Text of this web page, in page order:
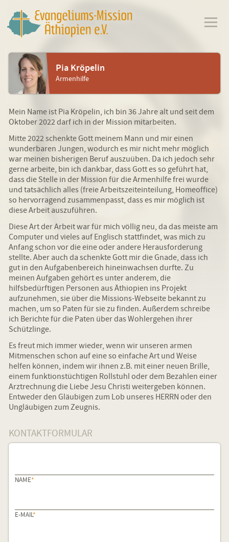
Pia Kröpelin
Armenhilfe
Mein Name ist Pia Kröpelin, ich bin 36 Jahre alt und seit dem
Oktober 2022 darf ich in der Mission mitarbeiten.
Mitte 2022 schenkte Gott meinem Mann und mir einen
wunderbaren Jungen, wodurch es mir nicht mehr möglich
war meinen bisherigen Beruf auszuüben. Da ich jedoch sehr
gerne arbeite, bin ich dankbar, dass Gott es so geführt hat,
dass die Stelle in der Mission für die Armenhilfe frei wurde
und tatsächlich alles (freie Arbeitszeiteinteilung, Homeoffice)
so hervorragend zusammenpasst, dass es mir möglich ist
diese Arbeit auszuführen.
Diese Art der Arbeit war für mich völlig neu, da das meiste am
Computer und vieles auf Englisch stattfindet, was mich zu
Anfang schon vor die eine oder andere Herausforderung
stellte. Aber auch da schenkte Gott mir die Gnade, dass ich
gut in den Aufgabenbereich hineinwachsen durfte. Zu
meinen Aufgaben gehört es unter anderem, die
hilfsbedürftigen Personen aus Äthiopien ins Projekt
aufzunehmen, sie über die Missions-Webseite bekannt zu
machen, um so Paten für sie zu finden. Außerdem schreibe
ich Berichte für die Paten über das Wohlergehen ihrer
Schützlinge.
Es freut mich immer wieder, wenn wir unseren armen
Mitmenschen schon auf eine so einfache Art und Weise
helfen können, indem wir ihnen z.B. mit einer neuen Brille,
einem funktionstüchtigen Rollstuhl oder dem Bezahlen einer
Arztrechnung die Liebe Jesu Christi weitergeben können.
Entweder den Gläubigen zum Lob unseres HERRN oder den
Ungläubigen zum Zeugnis.
KONTAKTFORMULAR
PFLICHTFELD
NAME*
PFLICHTFELD
E-MAIL*